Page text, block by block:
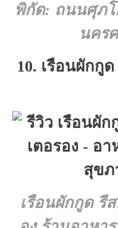
พิกัด: ถนนศุภ
นคร
10. เรือนผักกู
เรือนผักกูด รี